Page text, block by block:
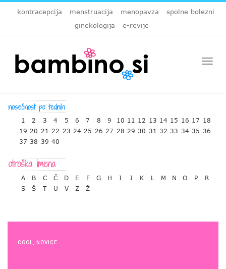
kontracepcija menstruacija menopavza
spolne bolezni
ginekologija
e-revije
1 2 3 4 5 6 7 8 9 10 11 12 13 14 15 16 17 18
19 20 21 22 23 24 25 26 27 28 29 30 31 32 33 34 35 36
37 38 39 40
A B C Č D E F G H I J K L M N O P
R
S
Š T U V Z Ž
COOL NOVICE